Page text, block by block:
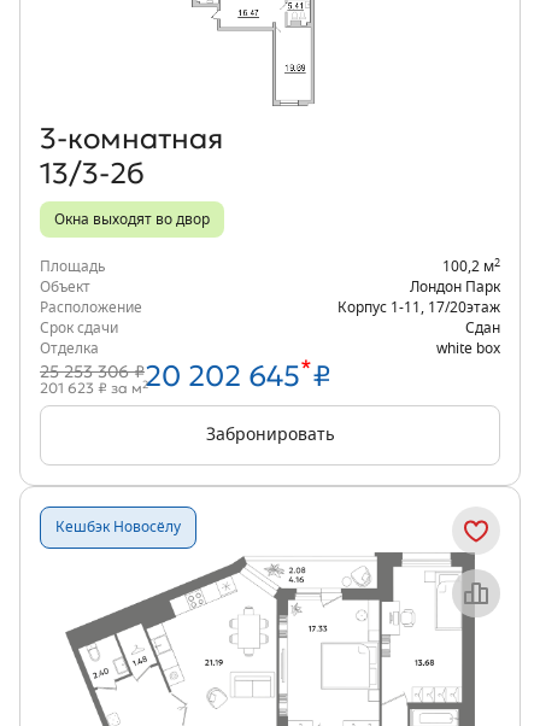
Объект месяца
3‑комнатная
13/3-2б
Окна выходят во двор
Площадь 100,2 м2
Объект
Лондон Парк
Расположение
Корпус 1-11 17/20этаж
Срок сдачи
Сдан
Отделка
white box
25 253 306 ₽20 202 645*₽
201 623 ₽ за м2
Забронировать
Кешбэк Новосёлу
Объект месяца